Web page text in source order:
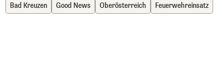
Bad Kreuzen Good News Oberösterreich Feuerwehreinsatz